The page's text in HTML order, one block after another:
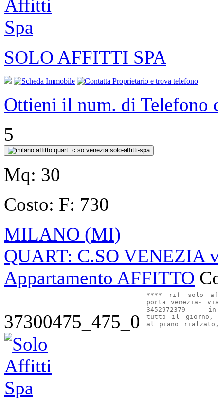
SOLO AFFITTI SPA
Ottieni il num. di Telefono
5
Mq: 30
Costo: F: 730
MILANO (MI)
QUART: C.SO VENEZIA
Appartamento AFFITTO
37300475_475_0